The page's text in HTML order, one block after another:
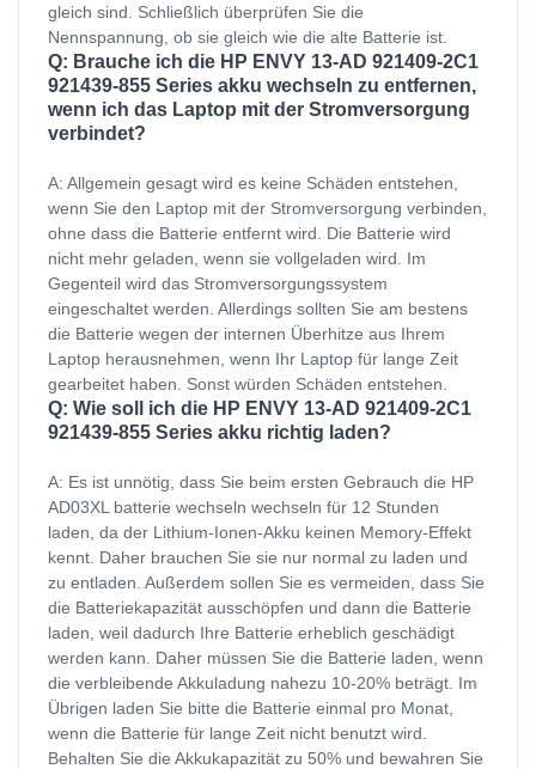
gleich sind. Schließlich überprüfen Sie die
Nennspannung, ob sie gleich wie die alte Batterie ist.
Q: Brauche ich die HP ENVY 13-AD 921409-2C1
921439-855 Series akku wechseln zu entfernen,
wenn ich das Laptop mit der Stromversorgung
verbindet?
A: Allgemein gesagt wird es keine Schäden entstehen,
wenn Sie den Laptop mit der Stromversorgung verbinden,
ohne dass die Batterie entfernt wird. Die Batterie wird
nicht mehr geladen, wenn sie vollgeladen wird. Im
Gegenteil wird das Stromversorgungssystem
eingeschaltet werden. Allerdings sollten Sie am bestens
die Batterie wegen der internen Überhitze aus Ihrem
Laptop herausnehmen, wenn Ihr Laptop für lange Zeit
gearbeitet haben. Sonst würden Schäden entstehen.
Q: Wie soll ich die HP ENVY 13-AD 921409-2C1
921439-855 Series akku richtig laden?
A: Es ist unnötig, dass Sie beim ersten Gebrauch die HP
AD03XL batterie wechseln wechseln für 12 Stunden
laden, da der Lithium-Ionen-Akku keinen Memory-Effekt
kennt. Daher brauchen Sie sie nur normal zu laden und
zu entladen. Außerdem sollen Sie es vermeiden, dass Sie
die Batteriekapazität ausschöpfen und dann die Batterie
laden, weil dadurch Ihre Batterie erheblich geschädigt
werden kann. Daher müssen Sie die Batterie laden, wenn
die verbleibende Akkuladung nahezu 10-20% beträgt. Im
Übrigen laden Sie bitte die Batterie einmal pro Monat,
wenn die Batterie für lange Zeit nicht benutzt wird.
Behalten Sie die Akkukapazität zu 50% und bewahren Sie